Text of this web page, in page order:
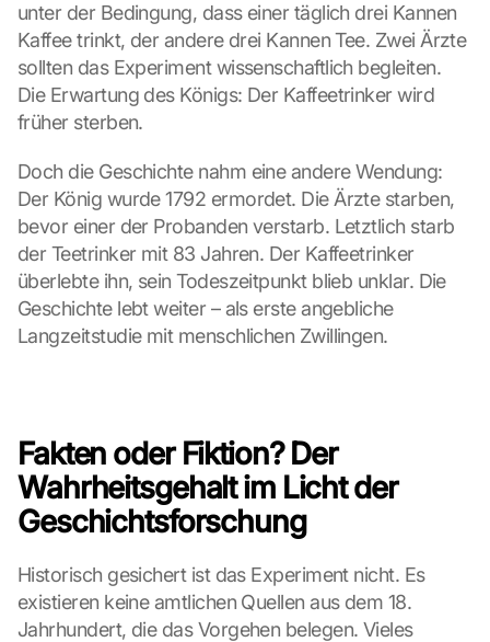
unter der Bedingung, dass einer täglich drei Kannen
Kaffee trinkt, der andere drei Kannen Tee. Zwei Ärzte
sollten das Experiment wissenschaftlich begleiten.
Die Erwartung des Königs: Der Kaffeetrinker wird
früher sterben.
Doch die Geschichte nahm eine andere Wendung:
Der König wurde 1792 ermordet. Die Ärzte starben,
bevor einer der Probanden verstarb. Letztlich starb
der Teetrinker mit 83 Jahren. Der Kaffeetrinker
überlebte ihn, sein Todeszeitpunkt blieb unklar. Die
Geschichte lebt weiter – als erste angebliche
Langzeitstudie mit menschlichen Zwillingen.
Fakten oder Fiktion? Der
Wahrheitsgehalt im Licht der
Geschichtsforschung
Historisch gesichert ist das Experiment nicht. Es
existieren keine amtlichen Quellen aus dem 18.
Jahrhundert, die das Vorgehen belegen. Vieles
c
k
e
n
u
d
i
e
s
e
S
z
s
h
r
m
s